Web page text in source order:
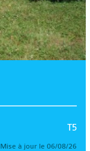
T5
Mise à jour le 06/08/26